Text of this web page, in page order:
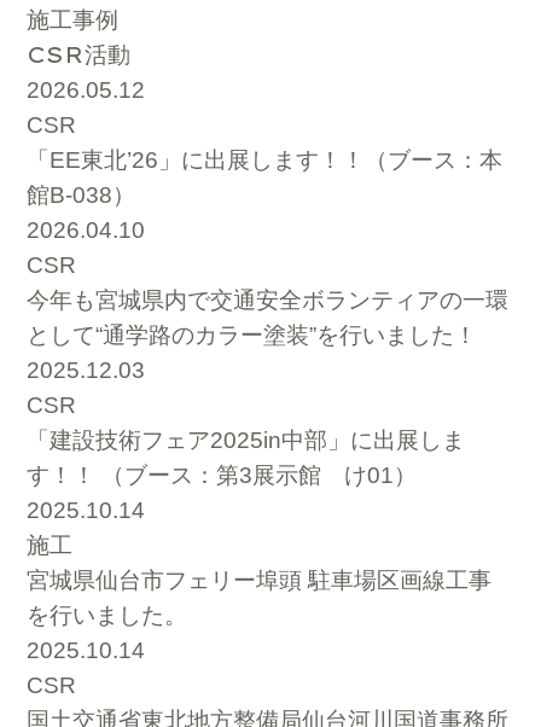
施工事例
CSR活動
2026.05.12
CSR
「EE東北’26」に出展します！！（ブース：本
館B-038）
2026.04.10
CSR
今年も宮城県内で交通安全ボランティアの一環
として“通学路のカラー塗装”を行いました！
2025.12.03
CSR
「建設技術フェア2025in中部」に出展しま
す！！ （ブース：第3展示館 け01）
2025.10.14
施工
宮城県仙台市フェリー埠頭 駐車場区画線工事
を行いました。
2025.10.14
CSR
国土交通省東北地方整備局仙台河川国道事務所